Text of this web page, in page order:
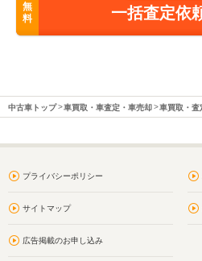
無
料
一括査定依
中古車トップ 車買取・車査定・車売却 車買取・査
プライバシーポリシー
サイトマップ
広告掲載のお申し込み